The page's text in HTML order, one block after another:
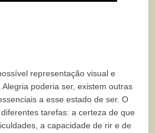
representação visual e
poderia ser, existem outras
a esse estado de ser. O
tarefas: a certeza de que
a capacidade de rir e de